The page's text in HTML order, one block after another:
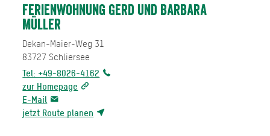
Ferienwohnung Gerd und Barbara
Müller
Dekan-Maier-Weg 31
83727 Schliersee
Tel: +49-8026-4162
zur Homepage
E-Mail
jetzt Route planen